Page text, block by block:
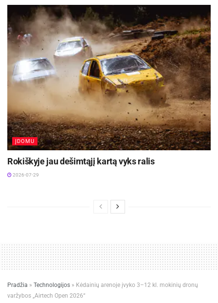
ĮDOMU
Rokiškyje jau dešimtąjį kartą vyks ralis
2026-07-29
Pradžia » Technologijos » Kėdainių arenoje įvyko 3–12 kl. mokinių dronų
varžybos „Airtech Open 2026“